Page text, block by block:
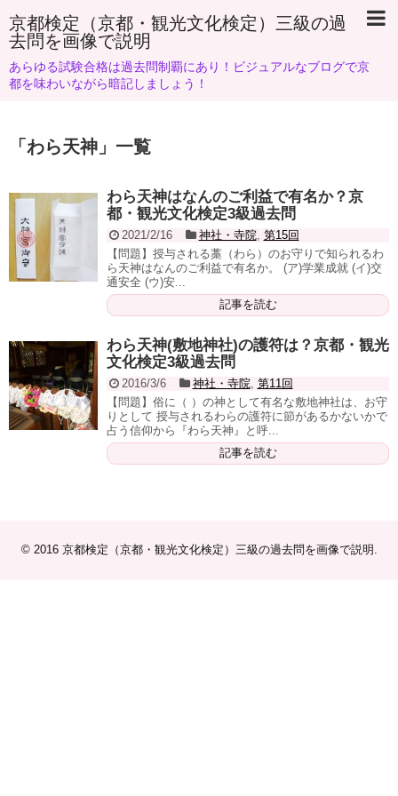
京都検定（京都・観光文化検定）三級の過
去問を画像で説明
あらゆる試験合格は過去問制覇にあり！ビジュアルなブログで京
都を味わいながら暗記しましょう！
「 わら天神 」 一覧
わら天神はなんのご利益で有名か？京
都・観光文化検定3級過去問
2021/2/16 神社・寺院, 第15回
【問題】授与される藁（わら）のお守りで知られるわ
ら天神はなんのご利益で有名か。 (ア)学業成就 (イ)交
通安全 (ウ)安...
記事を読む
わら天神(敷地神社)の護符は？京都・観光
文化検定3級過去問
2016/3/6 神社・寺院, 第11回
【問題】俗に（ ）の神として有名な敷地神社は、お守
りとして 授与されるわらの護符に節があるかないかで
占う信仰から『わら天神』と呼...
記事を読む
© 2016 京都検定（京都・観光文化検定）三級の過去問を画像で説明